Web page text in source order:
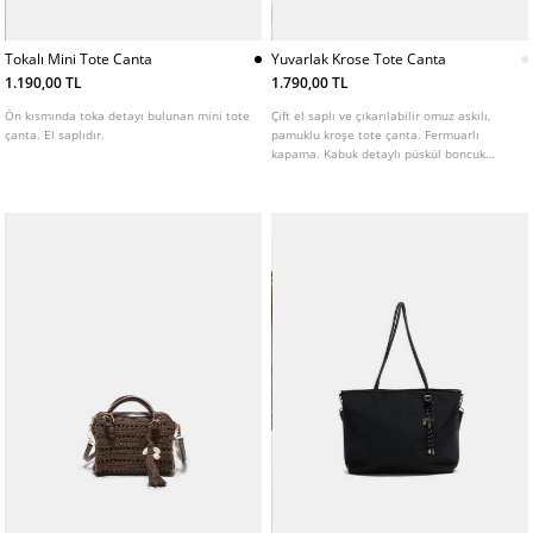
Tokalı Mini Tote Canta
1.190,00 TL
Ön kısmında toka detayı bulunan mini tote
çanta. El saplıdır.
Yuvarlak Krose Tote Canta
1.790,00 TL
Çift el saplı ve çıkarılabilir omuz askılı,
pamuklu kroşe tote çanta. Fermuarlı
kapama. Kabuk detaylı püskül boncuk